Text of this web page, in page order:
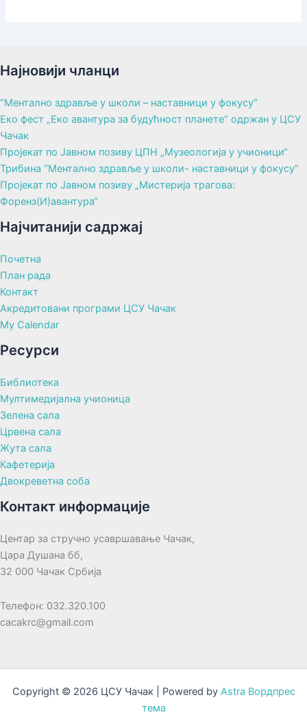
Најновији чланци
“Ментално здравље у школи – наставници у фокусу“
Еко фест „Еко авантура за будућност планете“ одржан у ЦСУ
Чачак
Пројекат по Јавном позиву ЦПН „Музеологија у учионици“
Трибина “Ментално здравље у школи- наставници у фокусу“
Пројекат по Јавном позиву „Мистерија трагова:
Форенз(И)авантура“
Најчитанији садржај
Почетна
План рада
Контакт
Акредитовани програми ЦСУ Чачак
My Calendar
Ресурси
Библиотека
Мултимедијална учионица
Зелена сала
Црвена сала
Жута сала
Кафетерија
Двокреветна соба
Контакт информације
Центар за стручно усавршавање Чачак,
Цара Душана бб,
32 000 Чачак Србија
Телефон: 032.320.100
cacakrc@gmail.com
Copyright © 2026 ЦСУ Чачак | Powered by Astra Вордпрес
тема